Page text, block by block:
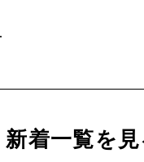
新着一覧を